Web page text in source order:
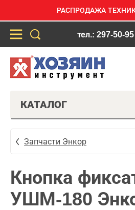
РАСПРОДАЖА
тел.: 297-50-95
КАТАЛОГ
Запчасти Энкор
Кнопка
УШМ-180